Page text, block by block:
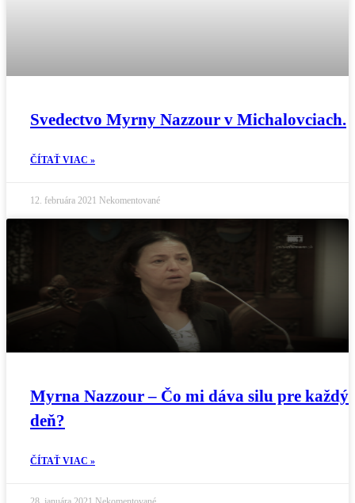
Svedectvo Myrny Nazzour v Michalovciach.
ČÍTAŤ VIAC »
12. februára 2021 Nekomentované
Myrna Nazzour – Čo mi dáva silu pre každý
deň?
ČÍTAŤ VIAC »